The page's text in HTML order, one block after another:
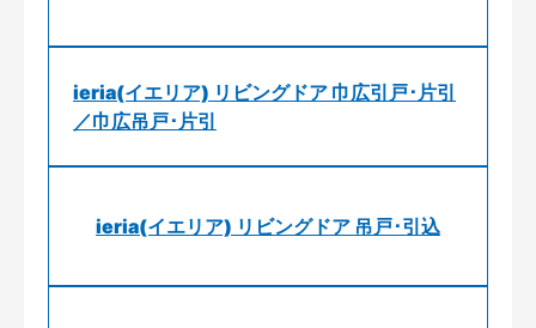
ieria(イエリア) リビングドア 巾広引戸･片引
／巾広吊戸･片引
ieria(イエリア) リビングドア 吊戸･引込